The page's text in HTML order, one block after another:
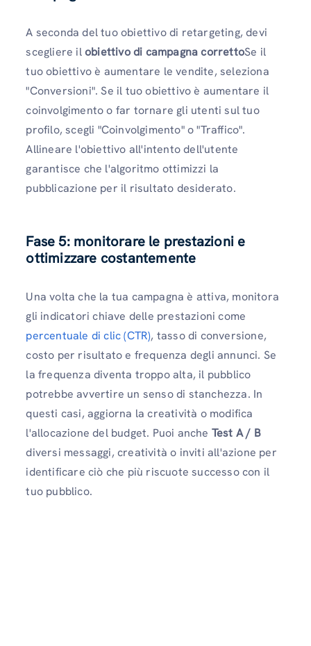
A seconda del tuo obiettivo di retargeting, devi
scegliere ilobiettivo di campagna correttoSe il
tuo obiettivo è aumentare le vendite, seleziona
"Conversioni". Se il tuo obiettivo è aumentare il
coinvolgimento o far tornare gli utenti sul tuo
profilo, scegli "Coinvolgimento" o "Traffico".
Allineare l'obiettivo all'intento dell'utente
garantisce che l'algoritmo ottimizzi la
pubblicazione per il risultato desiderato.
Fase 5: monitorare le prestazioni e
ottimizzare costantemente
Una volta che la tua campagna è attiva, monitora
gli indicatori chiave delle prestazioni come
percentuale di clic (CTR), tasso di conversione,
costo per risultato e frequenza degli annunci. Se
la frequenza diventa troppo alta, il pubblico
potrebbe avvertire un senso di stanchezza. In
questi casi, aggiorna la creatività o modifica
l'allocazione del budget. Puoi anche Test A / B
diversi messaggi, creatività o inviti all'azione per
identificare ciò che più riscuote successo con il
tuo pubblico.